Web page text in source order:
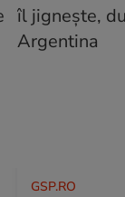
GSP.RO